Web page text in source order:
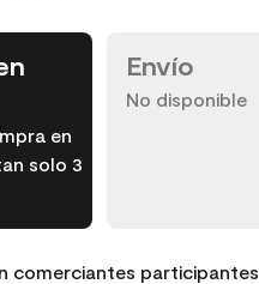
en
solo 3
Envío
No disponible
comerciantes participantes